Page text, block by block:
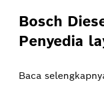
Bosch
Penyedia
Baca